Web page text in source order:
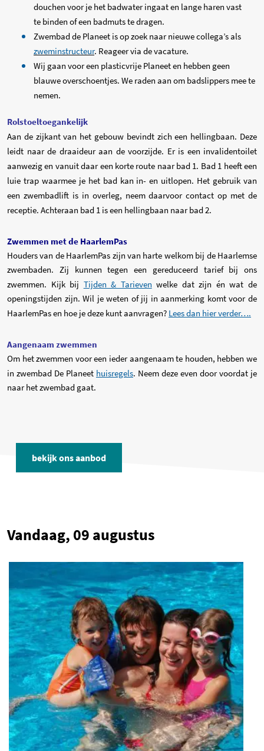
douchen voor je het badwater ingaat en lange haren vast
te binden of een badmuts te dragen.
Zwembad de Planeet is op zoek naar nieuwe collega’s als
zweminstructeur. Reageer via de vacature.
Wij gaan voor een plasticvrije Planeet en hebben geen
blauwe overschoentjes. We raden aan om badslippers mee te
nemen.
Rolstoeltoegankelijk
Aan de zijkant van het gebouw bevindt zich een hellingbaan. Deze
leidt naar de draaideur aan de voorzijde. Er is een invalidentoilet
aanwezig en vanuit daar een korte route naar bad 1. Bad 1 heeft een
luie trap waarmee je het bad kan in- en uitlopen. Het gebruik van
een zwembadlift is in overleg, neem daarvoor contact op met de
receptie. Achteraan bad 1 is een hellingbaan naar bad 2.
Zwemmen met de HaarlemPas
Houders van de HaarlemPas zijn van harte welkom bij de Haarlemse
zwembaden. Zij kunnen tegen een gereduceerd tarief bij ons
zwemmen. Kijk bij Tijden & Tarieven welke dat zijn én wat de
openingstijden zijn. Wil je weten of jij in aanmerking komt voor de
HaarlemPas en hoe je deze kunt aanvragen? Lees dan hier verder….
Aangenaam zwemmen
Om het zwemmen voor een ieder aangenaam te houden, hebben we
in zwembad De Planeet huisregels. Neem deze even door voordat je
naar het zwembad gaat.
bekijk ons aanbod
Vandaag, 09 augustus